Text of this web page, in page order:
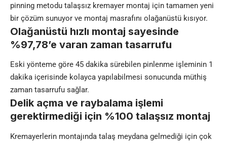
pinning metodu talaşsız kremayer montaj için tamamen yeni
bir çözüm sunuyor ve montaj masrafını olağanüstü kısıyor.
Olağanüstü hızlı montaj sayesinde
%97,78’e varan zaman tasarrufu
Eski yönteme göre 45 dakika sürebilen pinlenme işleminin 1
dakika içerisinde kolayca yapılabilmesi sonucunda müthiş
zaman tasarrufu sağlar.
Delik açma ve raybalama işlemi
gerektirmediği için %100 talaşsız montaj
Kremayerlerin montajında talaş meydana gelmediği için çok